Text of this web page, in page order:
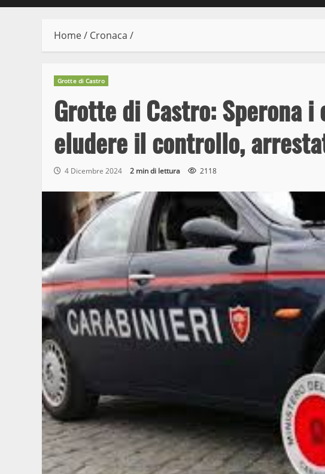
Home/ Cronaca /
Grotte di Castro
Grotte di Castro: Sperona
eludere il controllo,
4 Dicembre 2024 2 min di lettura 2118